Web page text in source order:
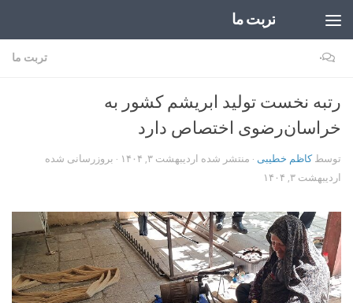
تربت ما
تربت ما ۰
رتبه نخست تولید ابریشم کشور به
خراسان‌رضوی اختصاص دارد
توسطکاظم خطیبی · منتشر شده اردیبهشت ۳, ۱۴۰۴
· بروزرسانی شده
اردیبهشت ۳, ۱۴۰۴